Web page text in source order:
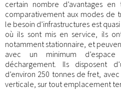
certain nombre d’avantages
comparativement aux modes de
le besoin d’infrastructures est
où ils sont mis en service, ils
notamment stationnaire, et
avec un minimum
déchargement. Ils disposent
d’environ 250 tonnes de fret,
verticale, sur tout emplacement